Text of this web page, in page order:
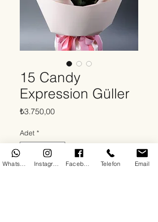
15 Candy
Expression Güller
₺3.750,00Fiyat
Adet *
Telefon Email